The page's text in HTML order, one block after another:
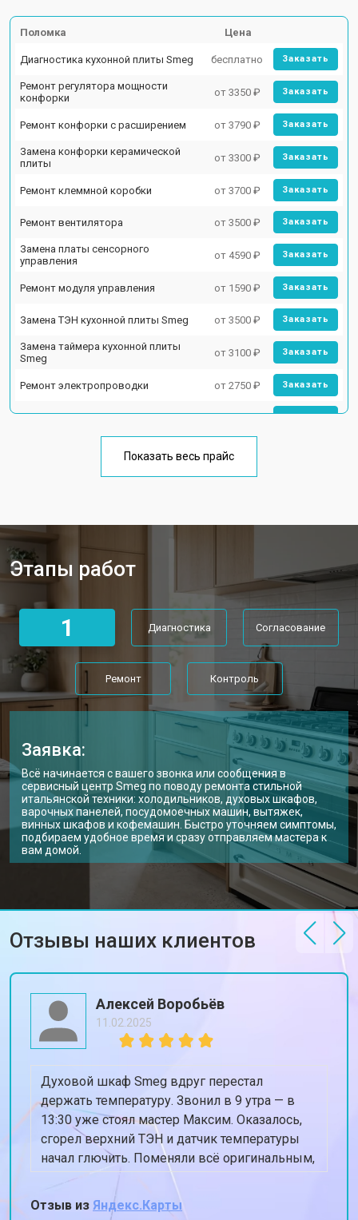
Поломка Цена
Диагностика кухонной плиты Smeg бесплатно Заказать
Ремонт регулятора мощности
конфорки
от 3350 ₽ Заказать
Ремонт конфорки с расширением от 3790 ₽ Заказать
Замена конфорки керамической
плиты
от 3300 ₽ Заказать
Ремонт клеммной коробки от 3700 ₽ Заказать
Ремонт вентилятора от 3500 ₽ Заказать
Замена платы сенсорного
управления
от 4590 ₽ Заказать
Ремонт модуля управления от 1590 ₽ Заказать
Замена ТЭН кухонной плиты Smeg от 3500 ₽ Заказать
Замена таймера кухонной плиты
Smeg
от 3100 ₽ Заказать
Ремонт электропроводки от 2750 ₽ Заказать
Замена лампы подсветки от 2590 ₽ Заказать
Ремонт чугунной конфорки от 2600 ₽
Показать весь прайс
Этапы работ
1 Диагностика Согласование
Ремонт Контроль
Заявка:
Всё начинается с вашего звонка или сообщения в
сервисный центр Smeg по поводу ремонта стильной
итальянской техники: холодильников, духовых шкафов,
варочных панелей, посудомоечных машин, вытяжек,
винных шкафов и кофемашин. Быстро уточняем симптомы,
подбираем удобное время и сразу отправляем мастера к
вам домой.
Отзывы наших клиентов
Алексей Воробьёв
11.02.2025
Духовой шкаф Smeg вдруг перестал
держать температуру. Звонил в 9 утра — в
13:30 уже стоял мастер Максим. Оказалось,
сгорел верхний ТЭН и датчик температуры
начал глючить. Поменяли всё оригинальным,
духовка теперь греет ровно 180, когда
ставлю 180. Спасибо, жена снова готовит
Отзыв из Яндекс.Карты